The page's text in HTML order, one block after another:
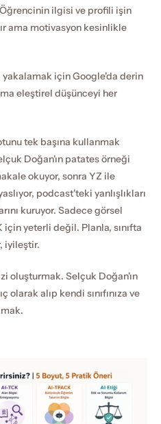
ilgisi ve profili işin
ama motivasyon kesinlikle
yakalamak için Google'da derin
eleştirel düşünceyi her
tek başına kullanmak
Doğan'ın patates örneği
okuyor, sonra YZ ile
podcast'teki yanlışlıkları
kuruyor. Sadece görsel
yeterli değil. Planla, sınıfta
iyileştir.
oluşturmak. Selçuk Doğan'ın
olarak alıp kendi sınıfınıza ve